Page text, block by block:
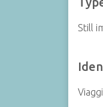
Still